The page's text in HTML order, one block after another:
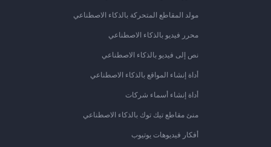
مولد المقاطع المتحركة بالذكاء الاصطناعي
محرر فيديو بالذكاء الاصطناعي
نص إلى فيديو بالذكاء الاصطناعي
أداة إنشاء المواقع بالذكاء الاصطناعي
أداة إنشاء أسماء شركات
منئ مقاطع تيك توك بالذكاء الاصطناعي
أفكار فيديوهات يوتيوب